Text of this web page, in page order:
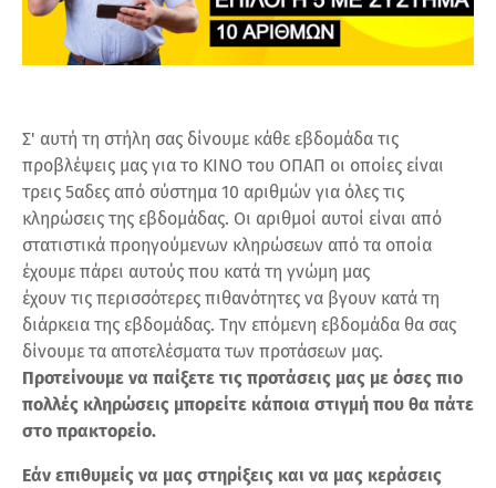
Σ' αυτή τη στήλη σας δίνουμε κάθε εβδομάδα τις
προβλέψεις μας για το ΚΙΝΟ του ΟΠΑΠ οι οποίες είναι
τρεις 5αδες από σύστημα 10 αριθμών για όλες τις
κληρώσεις της εβδομάδας. Οι αριθμοί αυτοί είναι από
στατιστικά προηγούμενων κληρώσεων από τα οποία
έχουμε πάρει αυτούς που κατά τη γνώμη μας
έχουν τις περισσότερες πιθανότητες να βγουν κατά τη
διάρκεια της εβδομάδας. Την επόμενη εβδομάδα θα σας
δίνουμε τα αποτελέσματα των προτάσεων μας.
Προτείνουμε να παίξετε τις προτάσεις μας με όσες πιο
πολλές κληρώσεις μπορείτε κάποια στιγμή που θα πάτε
στο πρακτορείο.
Εάν επιθυμείς να μας στηρίξεις και να μας κεράσεις